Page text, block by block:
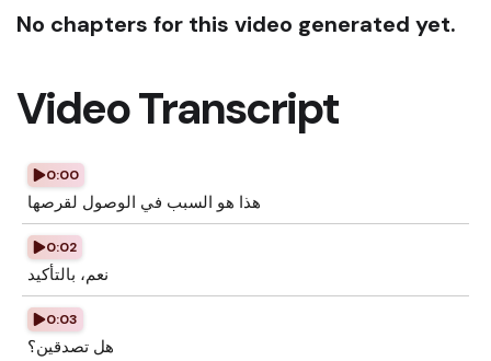
No chapters for this video generated yet.
Video Transcript
0:00
هذا هو السبب في الوصول لقرصها
0:02
نعم، بالتأكيد
0:03
هل تصدقين؟